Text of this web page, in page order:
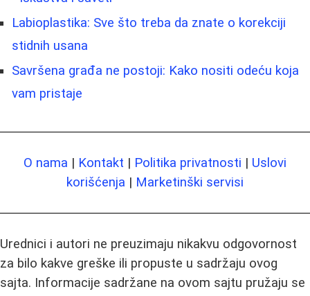
Labioplastika: Sve što treba da znate o korekciji
stidnih usana
Savršena građa ne postoji: Kako nositi odeću koja
vam pristaje
O nama | Kontakt | Politika privatnosti | Uslovi
korišćenja | Marketinški servisi
Urednici i autori ne preuzimaju nikakvu odgovornost
za bilo kakve greške ili propuste u sadržaju ovog
sajta. Informacije sadržane na ovom sajtu pružaju se